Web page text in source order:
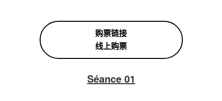
购票链接
线上购票
Séance 01